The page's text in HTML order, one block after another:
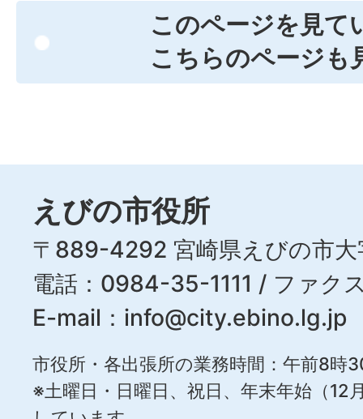
このページを見て
こちらのページも
えびの市役所
〒889-4292 宮崎県えびの市大
電話：0984-35-1111 / ファ
E-mail： info@city.ebino.lg.jp
市役所・各出張所の業務時間：午前8時
※土曜日・日曜日、祝日、年末年始（12